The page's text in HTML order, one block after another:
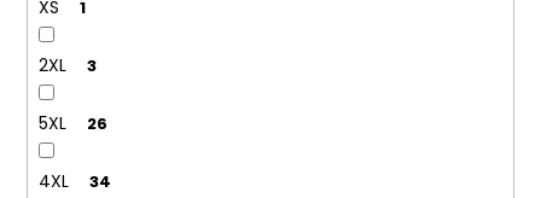
XS 1
2XL 3
5XL 26
4XL 34